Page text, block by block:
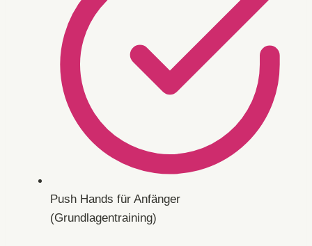
Push Hands für Anfänger
(Grundlagentraining)